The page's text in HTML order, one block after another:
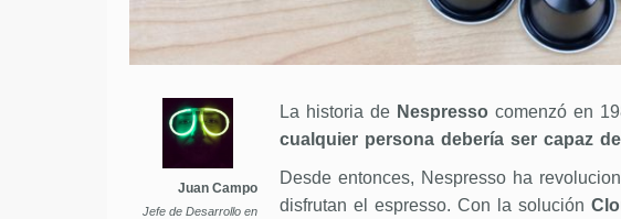
Juan Campo
Jefe de Desarrollo en
La historia de Nespressocomenzó en
cualquier persona debería ser capaz
Desde entonces, Nespresso ha
disfrutan el espresso. Con la solución